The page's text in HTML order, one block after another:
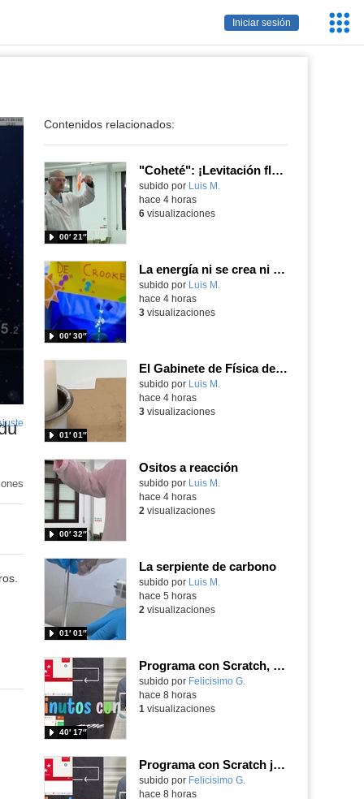
Iniciar sesión
pantalla
Contenidos relacionados:
"Coheté": ¡Levitación flamígera!
Contenido educativo.
subido por Luis M.
00′ 21″
hace 4 horas
6visualizaciones
La energía ni se crea ni se destruye... ¡se experimenta! El Tierno en la Feria Madrid es Ciencia 2026
Contenido educativo.
subido por Luis M.
00′ 30″
hace 4 horas
3visualizaciones
El Gabinete de Física del IES Enrique Tierno Galván de Parla (Curso 25-26)
Contenido educativo.
subido por Luis M.
01′ 01″
hace 4 horas
3visualizaciones
Ositos a reacción
Contenido educativo.
subido por Luis M.
00′ 32″
hace 4 horas
2 visualizaciones
La serpiente de carbono
Contenido educativo.
subido por Luis M.
01′ 01″
hace 5 horas
2 visualizaciones
Programa con Scratch, 8 diferentes juegos para vivir la emoción de los partidos de España en el mundial 2026
Contenido educativo.
subido por Felicisimo G.
40′ 17″
hace 8 horas
1 visualizaciones
Programa con Scratch juegos con los partidos del mundial 2026 ganados por España
Contenido educativo.
subido por Felicisimo G.
hace 8 horas